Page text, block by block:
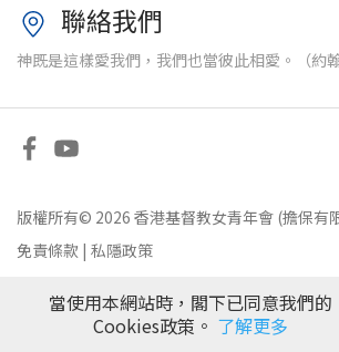
聯絡我們
神既是這樣愛我們，我們也當彼此相愛。（約翰
版權所有© 2026 香港基督教女青年會 (擔保有
免責條款 | 私隱政策
當使用本網站時，閣下已同意我們的
Cookies政策。 了解更多